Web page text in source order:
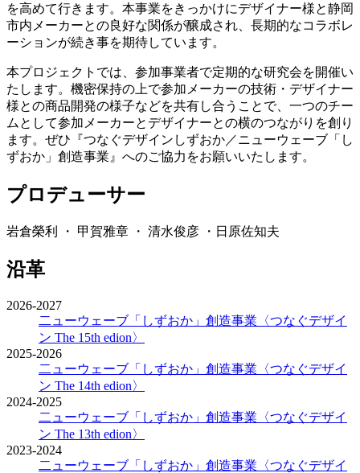
を高めて行きます。本事業をきっかけにデザイナー様と静岡
市内メーカーとの良好な関係が醸成され、長期的なコラボレ
ーションが続き事を期待しています。
本プロジェクトでは、参加事業者で定期的な研究会を開催い
たします。機密保持の上で参加メーカーの技術・デザイナー
様との商品開発の様子などを共有し合うことで、一つのチー
ムとして参加メーカーとデザイナーとの横のつながりを創り
ます。ぜひ『つなぐデザインしずおか／ニューウェーブ「し
ずおか」創造事業』へのご協力をお願いいたします。
プロデューサー
岩倉榮利 ・ 甲賀雅章 ・ 清水俊彦 ・日原佐知夫
沿革
2026-2027
二ューウェーブ「しずおか」創造事業 〈つなぐデザイ
ン The 15th edion〉
2025-2026
二ューウェーブ「しずおか」創造事業 〈つなぐデザイ
ン The 14th edion〉
2024-2025
二ューウェーブ「しずおか」創造事業 〈つなぐデザイ
ン The 13th edion〉
2023-2024
二ューウェーブ「しずおか」創造事業 〈つなぐデザイ